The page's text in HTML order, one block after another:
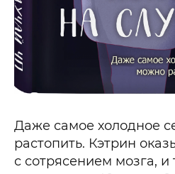
Даже самое холодное
растопить. Кэтрин
с сотрясением мозга,